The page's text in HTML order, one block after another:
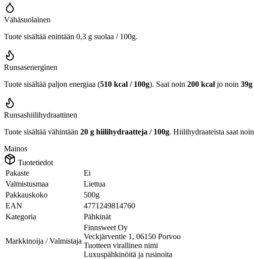
Vähäsuolainen
Tuote sisältää enintään 0,3 g suolaa / 100g.
Runsasenerginen
Tuote sisältää paljon energiaa (510 kcal / 100g). Saat noin 200 kcal jo noin 39g
Runsashiilihydraattinen
Tuote sisältää vähintään 20 g hiilihydraatteja / 100g. Hiilihydraateista saat noin
Mainos
Tuotetiedot
Pakaste
Ei
Valmistusmaa
Liettua
Pakkauskoko
500g
EAN
4771249814760
Kategoria
Pähkinät
Markkinoija / Valmistaja
Finnsweet Oy
Veckjärventie 1, 06150 Porvoo
Tuotteen virallinen nimi
Luxuspähkinöitä ja rusinoita